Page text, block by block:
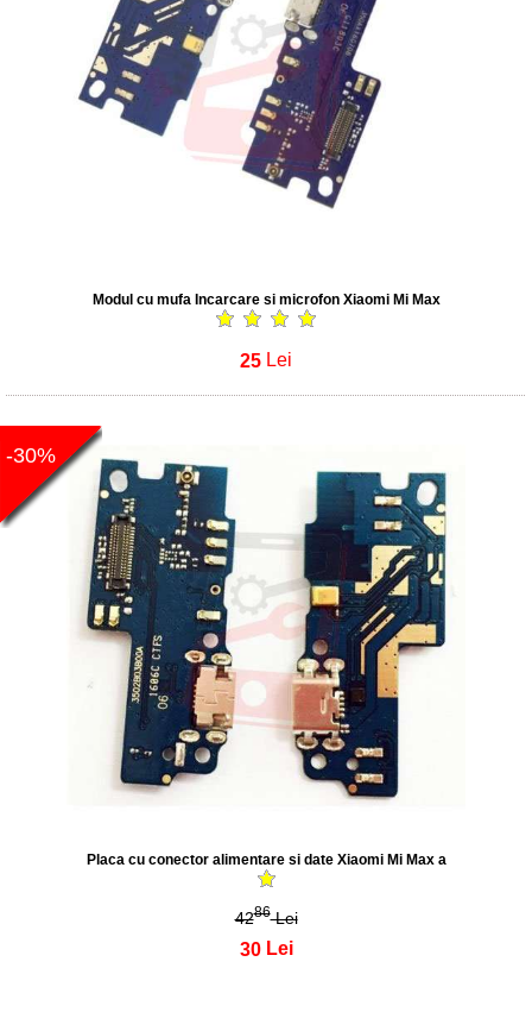
Modul cu mufa Incarcare si microfon Xiaomi Mi Max
25 Lei
-30%
Placa cu conector alimentare si date Xiaomi Mi Max a
4286Lei
30 Lei